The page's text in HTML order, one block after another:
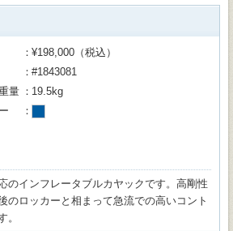
¥198,000（税込）
#1843081
量
19.5kg
のインフレータブルカヤックです。高剛性
のロッカーと相まって急流での高いコント
。